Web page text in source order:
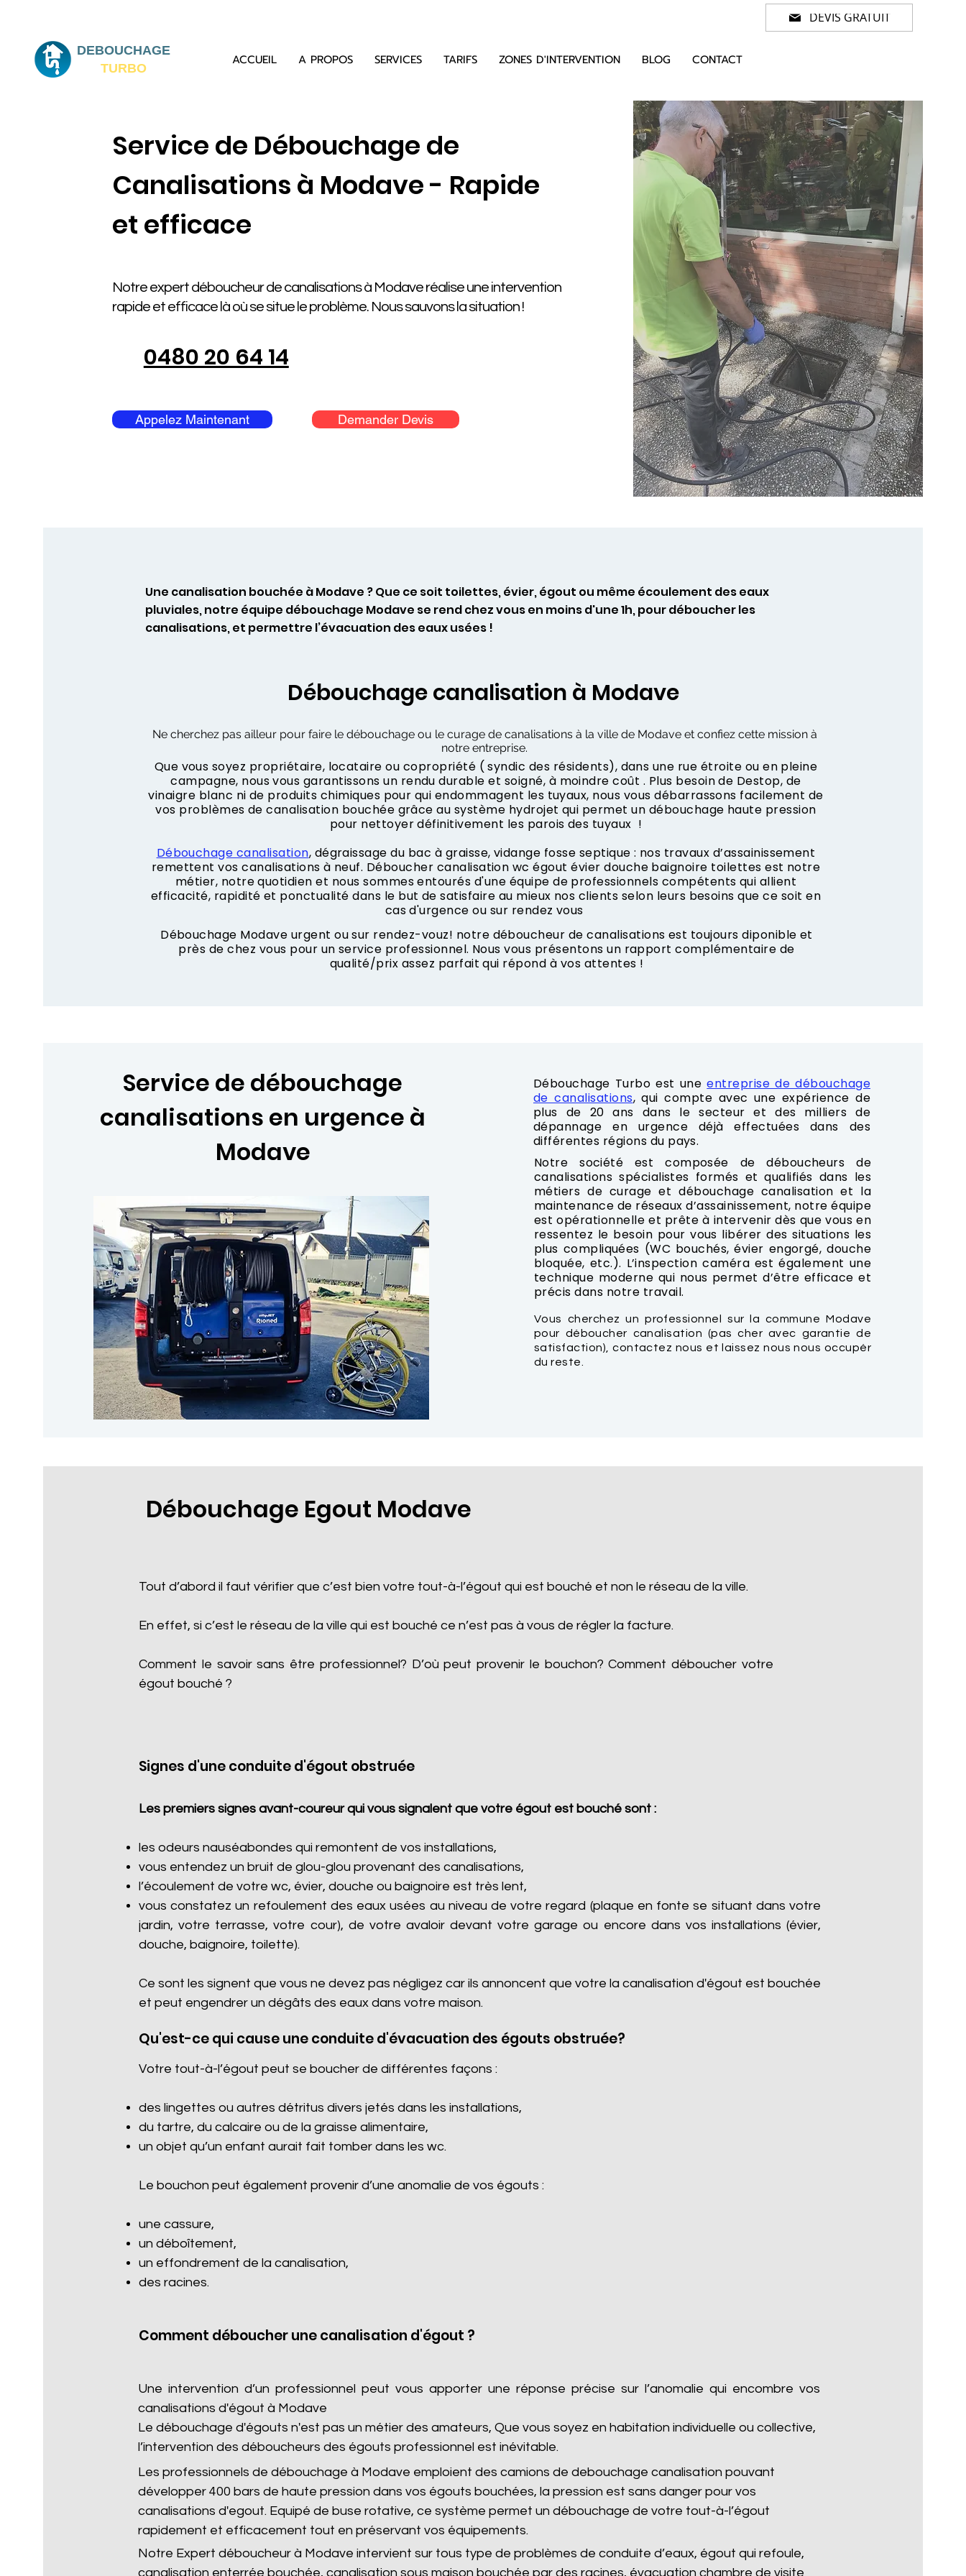
DEVIS GRATUIT
DEBOUCHAGE
TURBO
ACCUEIL A PROPOS SERVICES TARIFS ZONES D'INTERVENTION BLOG CONTACT
Service de Débouchage de
Canalisations à Modave - Rapide
et efficace
Notre expert déboucheur de canalisations à Modave réalise une intervention
rapide et efficace là où se situe le problème. Nous sauvons la situation !
0480 20 64 14
Appelez Maintenant Demander Devis
Une canalisation bouchée à Modave ? Que ce soit toilettes, évier, égout ou même écoulement des eaux
pluviales, notre équipe débouchage Modave se rend chez vous en moins d'une 1h, pour déboucher les
canalisations, et permettre l’évacuation des eaux usées !
Débouchage canalisation à Modave
Ne cherchez pas ailleur pour faire le débouchage ou le curage de canalisations à la ville de Modave et confiez cette mission à
notre entreprise.
Que vous soyez propriétaire, locataire ou copropriété ( syndic des résidents), dans une rue étroite ou en pleine
campagne, nous vous garantissons un rendu durable et soigné, à moindre coût . Plus besoin de Destop, de
vinaigre blanc ni de produits chimiques pour qui endommagent les tuyaux, nous vous débarrassons facilement de
vos problèmes de canalisation bouchée grâce au système hydrojet qui permet un débouchage haute pression
pour nettoyer définitivement les parois des tuyaux !
Débouchage canalisation, dégraissage du bac à graisse, vidange fosse septique : nos travaux d’assainissement
remettent vos canalisations à neuf. Déboucher canalisation wc égout évier douche baignoire toilettes est notre
métier, notre quotidien et nous sommes entourés d'une équipe de professionnels compétents qui allient
efficacité, rapidité et ponctualité dans le but de satisfaire au mieux nos clients selon leurs besoins que ce soit en
cas d'urgence ou sur rendez vous
Débouchage Modave urgent ou sur rendez-vouz! notre déboucheur de canalisations est toujours diponible et
près de chez vous pour un service professionnel. Nous vous présentons un rapport complémentaire de
qualité/prix assez parfait qui répond à vos attentes !
Service de débouchage
canalisations en urgence à
Modave
Débouchage Turbo est uneentreprise de débouchage
de canalisations, qui compte avec une expérience de
plus de 20 ans dans le secteur et des milliers de
dépannage en urgence déjà effectuées dans des
différentes régions du pays.
Notre société est composée de déboucheurs de
canalisations spécialistes formés et qualifiés dans les
métiers de curage et débouchage canalisation et la
maintenance de réseaux d’assainissement, notre équipe
est opérationnelle et prête à intervenir dès que vous en
ressentez le besoin pour vous libérer des situations les
plus compliquées (WC bouchés, évier engorgé, douche
bloquée, etc.). L’inspection caméra est également une
technique moderne qui nous permet d’être efficace et
précis dans notre travail.
Vous cherchez un professionnel sur la commune Modave
pour déboucher canalisation (pas cher avec garantie de
satisfaction), contactez nous et laissez nous nous occupér
du reste.
Débouchage Egout Modave
Tout d’abord il faut vérifier que c’est bien votre tout-à-l’égout qui est bouché et non le réseau de la ville.
En effet, si c’est le réseau de la ville qui est bouché ce n’est pas à vous de régler la facture.
Comment le savoir sans être professionnel? D’où peut provenir le bouchon? Comment déboucher votre
égout bouché ?
Signes d'une conduite d'égout obstruée
Les premiers signes avant-coureur qui vous signalent que votre égout est bouché sont :
les odeurs nauséabondes qui remontent de vos installations,
vous entendez un bruit de glou-glou provenant des canalisations,
l’écoulement de votre wc, évier, douche ou baignoire est très lent,
vous constatez un refoulement des eaux usées au niveau de votre regard (plaque en fonte se situant dans votre
jardin, votre terrasse, votre cour), de votre avaloir devant votre garage ou encore dans vos installations (évier,
douche, baignoire, toilette).
Ce sont les signent que vous ne devez pas négligez car ils annoncent que votre la canalisation d'égout est bouchée
et peut engendrer un dégâts des eaux dans votre maison.
Qu'est-ce qui cause une conduite d'évacuation des égouts obstruée?
Votre tout-à-l’égout peut se boucher de différentes façons :
des lingettes ou autres détritus divers jetés dans les installations,
du tartre, du calcaire ou de la graisse alimentaire,
un objet qu’un enfant aurait fait tomber dans les wc.
Le bouchon peut également provenir d’une anomalie de vos égouts :
une cassure,
un déboîtement,
un effondrement de la canalisation,
des racines.​
Comment déboucher une canalisation d'égout ?
Une intervention d’un professionnel peut vous apporter une réponse précise sur l’anomalie qui encombre vos
canalisations d'égout à Modave
Le débouchage d'égouts n'est pas un métier des amateurs, Que vous soyez en habitation individuelle ou collective,
l’intervention des déboucheurs des égouts professionnel est inévitable.
Les professionnels de débouchage à Modave emploient des camions de debouchage canalisation pouvant
développer 400 bars de haute pression dans vos égouts bouchées, la pression est sans danger pour vos
canalisations d'egout. Equipé de buse rotative, ce système permet un débouchage de votre tout-à-l’égout
rapidement et efficacement tout en préservant vos équipements.
Notre Expert déboucheur à Modave intervient sur tous type de problèmes de conduite d’eaux, égout qui refoule,
canalisation enterrée bouchée, canalisation sous maison bouchée par des racines, évacuation chambre de visite